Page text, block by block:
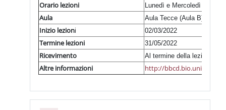
Orario lezioni Lunedì e Mercoledì 11:00 -
Aula Aula Tecce (Aula B)
Inizio lezioni 02/03/2022
Termine lezioni 31/05/2022
Ricevimento Al termine della lezione
Altre informazioni http://